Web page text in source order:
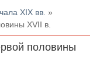
XIX вв. »
XVII в.
половины